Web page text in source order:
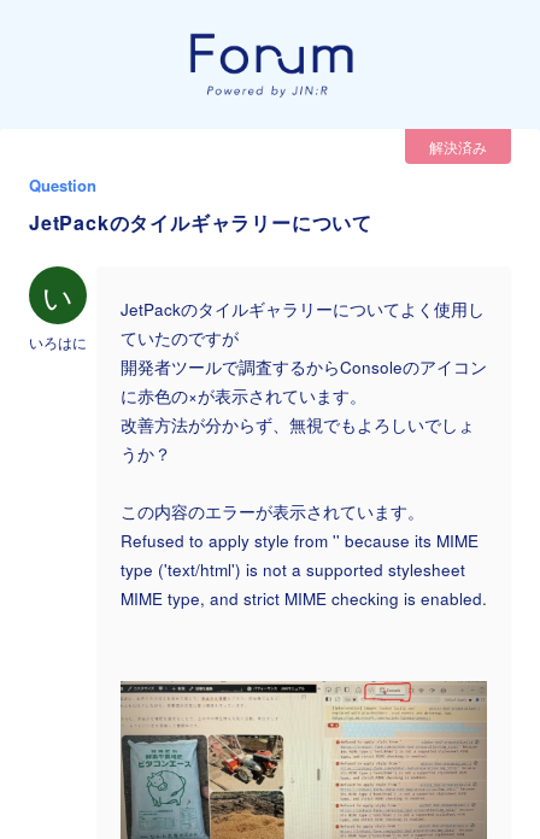
解決済み
Question
JetPackのタイルギャラリーについて
い
いろはに
JetPackのタイルギャラリーについてよく使用し
ていたのですが
開発者ツールで調査するからConsoleのアイコン
に赤色の×が表示されています。
改善方法が分からず、無視でもよろしいでしょ
うか？
この内容のエラーが表示されています。
Refused to apply style from '' because its MIME
type ('text/html') is not a supported stylesheet
MIME type, and strict MIME checking is enabled.